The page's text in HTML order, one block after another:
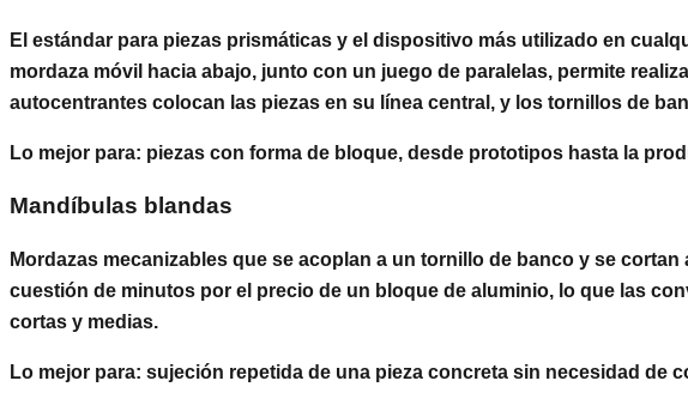
El estándar para piezas prismáticas y el dispositivo más utilizado en
mordaza móvil hacia abajo, junto con un juego de paralelas, permite
autocentrantes colocan las piezas en su línea central, y los tornillos de
Lo mejor para: piezas con forma de bloque, desde prototipos hasta la
Mandíbulas blandas
Mordazas mecanizables que se acoplan a un tornillo de banco y se
cuestión de minutos por el precio de un bloque de aluminio, lo que las
cortas y medias.
Lo mejor para: sujeción repetida de una pieza concreta sin necesidad de